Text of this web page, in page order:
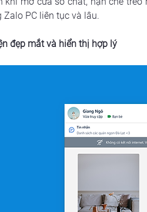
Zalo PC liên tục và lâu.
đẹp mắt và hiển thị hợp lý